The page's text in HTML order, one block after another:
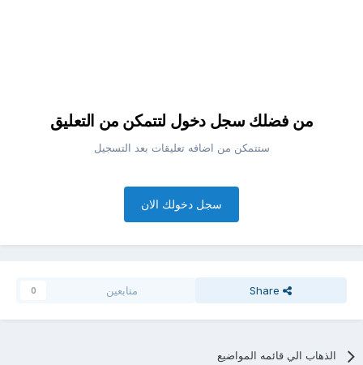
من فضلك سجل دخول لتتمكن من التعليق
ستتمكن من اضافه تعليقات بعد التسجيل
سجل دخولك الان
Share متابعين 0
الذهاب الي قائمه المواضيع